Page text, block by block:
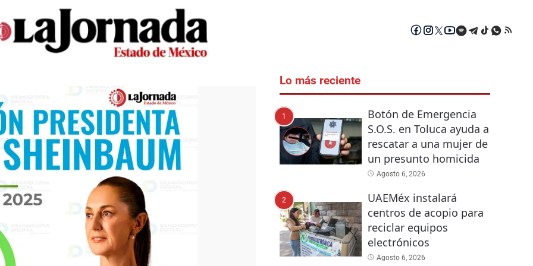
Lo más reciente
1
Botón de Emergencia
S.O.S. en Toluca ayuda a
rescatar a una mujer de
un presunto homicida
Agosto 6, 2026
2
UAEMéx instalará
centros de acopio para
reciclar equipos
electrónicos
Agosto 6, 2026